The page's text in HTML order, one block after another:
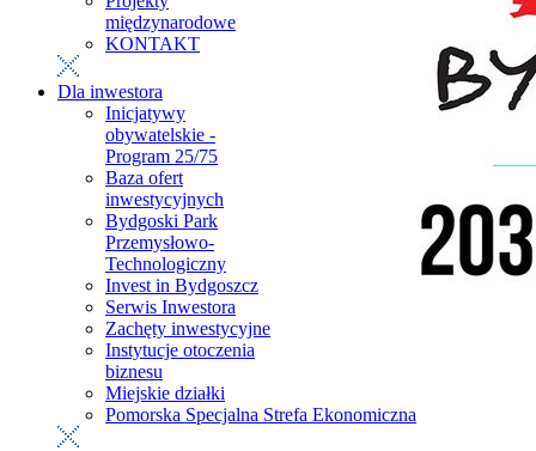
międzynarodowe
KONTAKT
Dla inwestora
Inicjatywy
obywatelskie -
Program 25/75
Baza ofert
inwestycyjnych
Bydgoski Park
Przemysłowo-
Technologiczny
Invest in Bydgoszcz
Serwis Inwestora
Zachęty inwestycyjne
Instytucje otoczenia
biznesu
Miejskie działki
Pomorska Specjalna Strefa Ekonomiczna